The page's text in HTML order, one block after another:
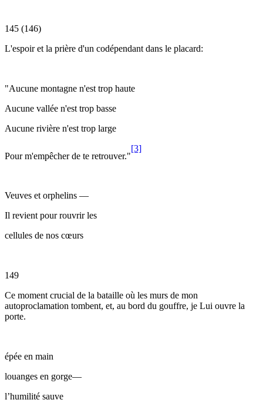
145 (146)
L'espoir et la prière d'un codépendant dans le placard:
"Aucune montagne n'est trop haute
Aucune vallée n'est trop basse
Aucune rivière n'est trop large
Pour m'empêcher de te retrouver."
[3]
Veuves et orphelins —
Il revient pour rouvrir les
cellules de nos cœurs
149
Ce moment crucial de la bataille où les murs de mon
autoproclamation tombent, et, au bord du gouffre, je Lui ouvre la
porte.
épée en main
louanges en gorge—
l’humilité sauve